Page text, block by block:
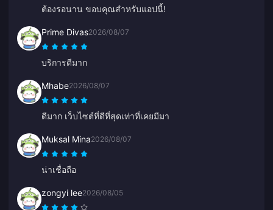
ต้องรอนาน ขอบคุณสำหรับแอปนี้!
Prime Divas2026/08/07
บริการดีมาก
Mhabe2026/08/07
ดีมาก เว็บไซต์ที่ดีที่สุดเท่าที่เคยมีมา
Muksal Mina2026/08/07
น่าเชื่อถือ
zongyi lee2026/08/05